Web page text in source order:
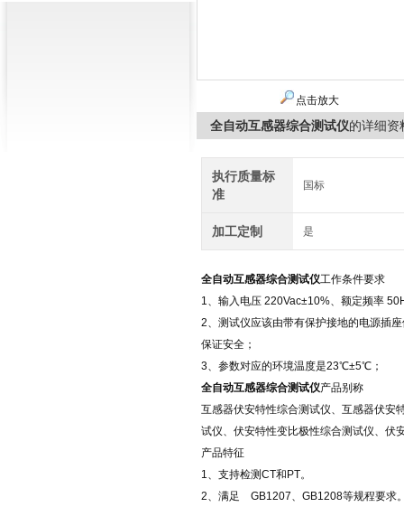
点击放大
全自动互感器综合测试仪的详细资
执行质量标
准
国标
加工定制 是
全自动互感器综合测试仪工作条件要求
1、输入电压 220Vac±10%、额定频率
2、测试仪应该由带有保护接地的电源插
保证安全；
3、参数对应的环境温度是23℃±5℃；
全自动互感器综合测试仪产品别称
互感器伏安特性综合测试仪、互感器伏安
试仪、伏安特性变比极性综合测试仪、伏
产品特征
1、支持检测CT和PT。
2、满足 GB1207、GB1208等规程要求